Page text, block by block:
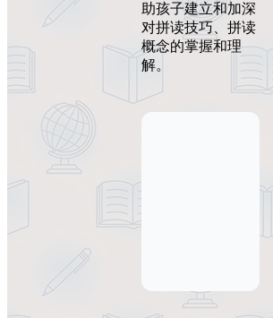
助孩子建立和加深
对拼读技巧、拼读
概念的掌握和理
解。